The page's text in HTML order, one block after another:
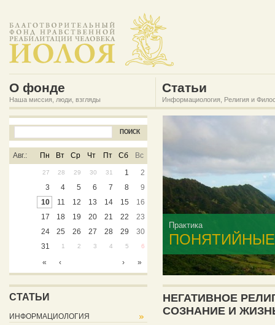
О фонде
Наша миссия, люди, взгляды
Статьи
Информациология, Религия и
Авг.: Пн Вт Ср Чт Пт Сб Вс
27 28 29 30 31 1
2
3
4 5 6 7 8
9
10
11 12 13 14 15
16
17
18 19 20 21 22
23
24
25 26 27 28 29
30
31
1 2 3 4 5 6
« ‹ › »
Практика
СТАТЬИ
ИНФОРМАЦИОЛОГИЯ
НЕГАТИВНОЕ
СОЗНАНИЕ И